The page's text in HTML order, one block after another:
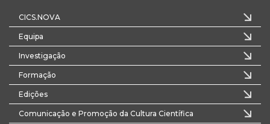
CICS.NOVA
Equipa
Investigação
Formação
Edições
Comunicação e Promoção da Cultura Científica